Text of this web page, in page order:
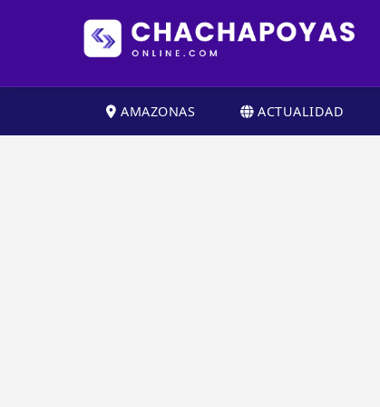
AMAZONAS ACTUALIDAD